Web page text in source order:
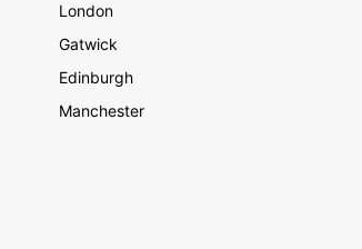
London
Gatwick
Edinburgh
Manchester